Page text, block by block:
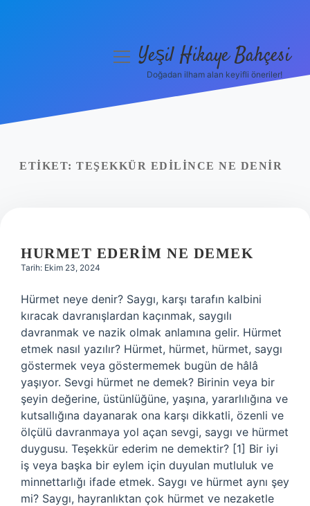
Yasal Uyarı
menüyüYeşil Hikaye Bahçesi
Doğadan ilham alan keyifli öneriler!
ETIKET: TEŞEKKÜR EDILINCE NE DENIR
HURMET EDERIM NE DEMEK
Tarih: Ekim 23, 2024
Hürmet neye denir? Saygı, karşı tarafın kalbini
kıracak davranışlardan kaçınmak, saygılı
davranmak ve nazik olmak anlamına gelir. Hürmet
etmek nasıl yazılır? Hürmet, hürmet, hürmet, saygı
göstermek veya göstermemek bugün de hâlâ
yaşıyor. Sevgi hürmet ne demek? Birinin veya bir
şeyin değerine, üstünlüğüne, yaşına, yararlılığına ve
kutsallığına dayanarak ona karşı dikkatli, özenli ve
ölçülü davranmaya yol açan sevgi, saygı ve hürmet
duygusu. Teşekkür ederim ne demektir? [1] Bir iyi
iş veya başka bir eylem için duyulan mutluluk ve
minnettarlığı ifade etmek. Saygı ve hürmet aynı şey
mi? Saygı, hayranlıktan çok hürmet ve nezaketle